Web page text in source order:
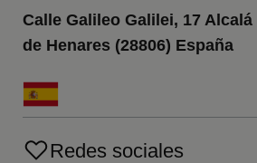
Calle Galileo Galilei, 17 Alcalá
de Henares (28806) España
Redes sociales